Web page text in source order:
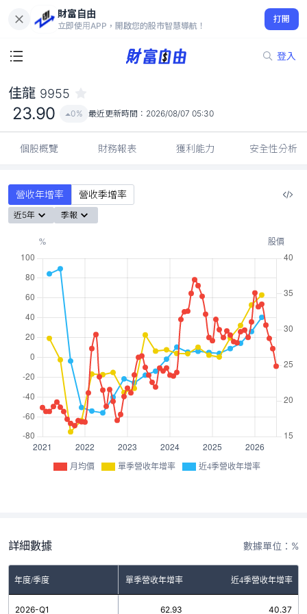
財富自由
立即使用APP，開啟您的股市智慧導航！
打開
登入
23.90
0%
佳龍 9955
23.90 0% 最近更新時間： 2026/08/07 05:30
個股概覽 財務報表 獲利能力 安全性分析
營收年增率 營收季增率
近5年 季報
月均價 單季營收年增率 近4季營收年增率
詳細數據 數據單位：%
年度/季度 單季營收年增率 近4季營收年增率
2026-Q1 62.93 40.37